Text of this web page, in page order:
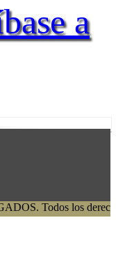
a
los derechos